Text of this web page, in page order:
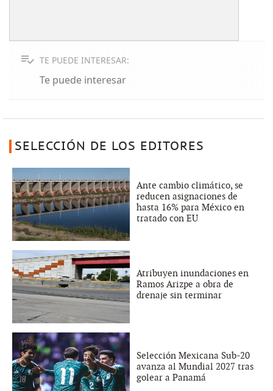
TE PUEDE INTERESAR:
Te puede interesar
SELECCIÓN DE LOS EDITORES
Ante cambio climático, se
reducen asignaciones de
hasta 16% para México en
tratado con EU
Atribuyen inundaciones en
Ramos Arizpe a obra de
drenaje sin terminar
Selección Mexicana Sub-20
avanza al Mundial 2027 tras
golear a Panamá